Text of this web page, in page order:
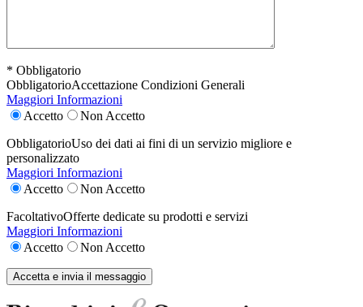
* Obbligatorio
ObbligatorioAccettazione Condizioni Generali
Maggiori Informazioni
Accetto
Non Accetto
ObbligatorioUso dei dati ai fini di un servizio migliore e
personalizzato
Maggiori Informazioni
Accetto
Non Accetto
FacoltativoOfferte dedicate su prodotti e servizi
Maggiori Informazioni
Accetto
Non Accetto